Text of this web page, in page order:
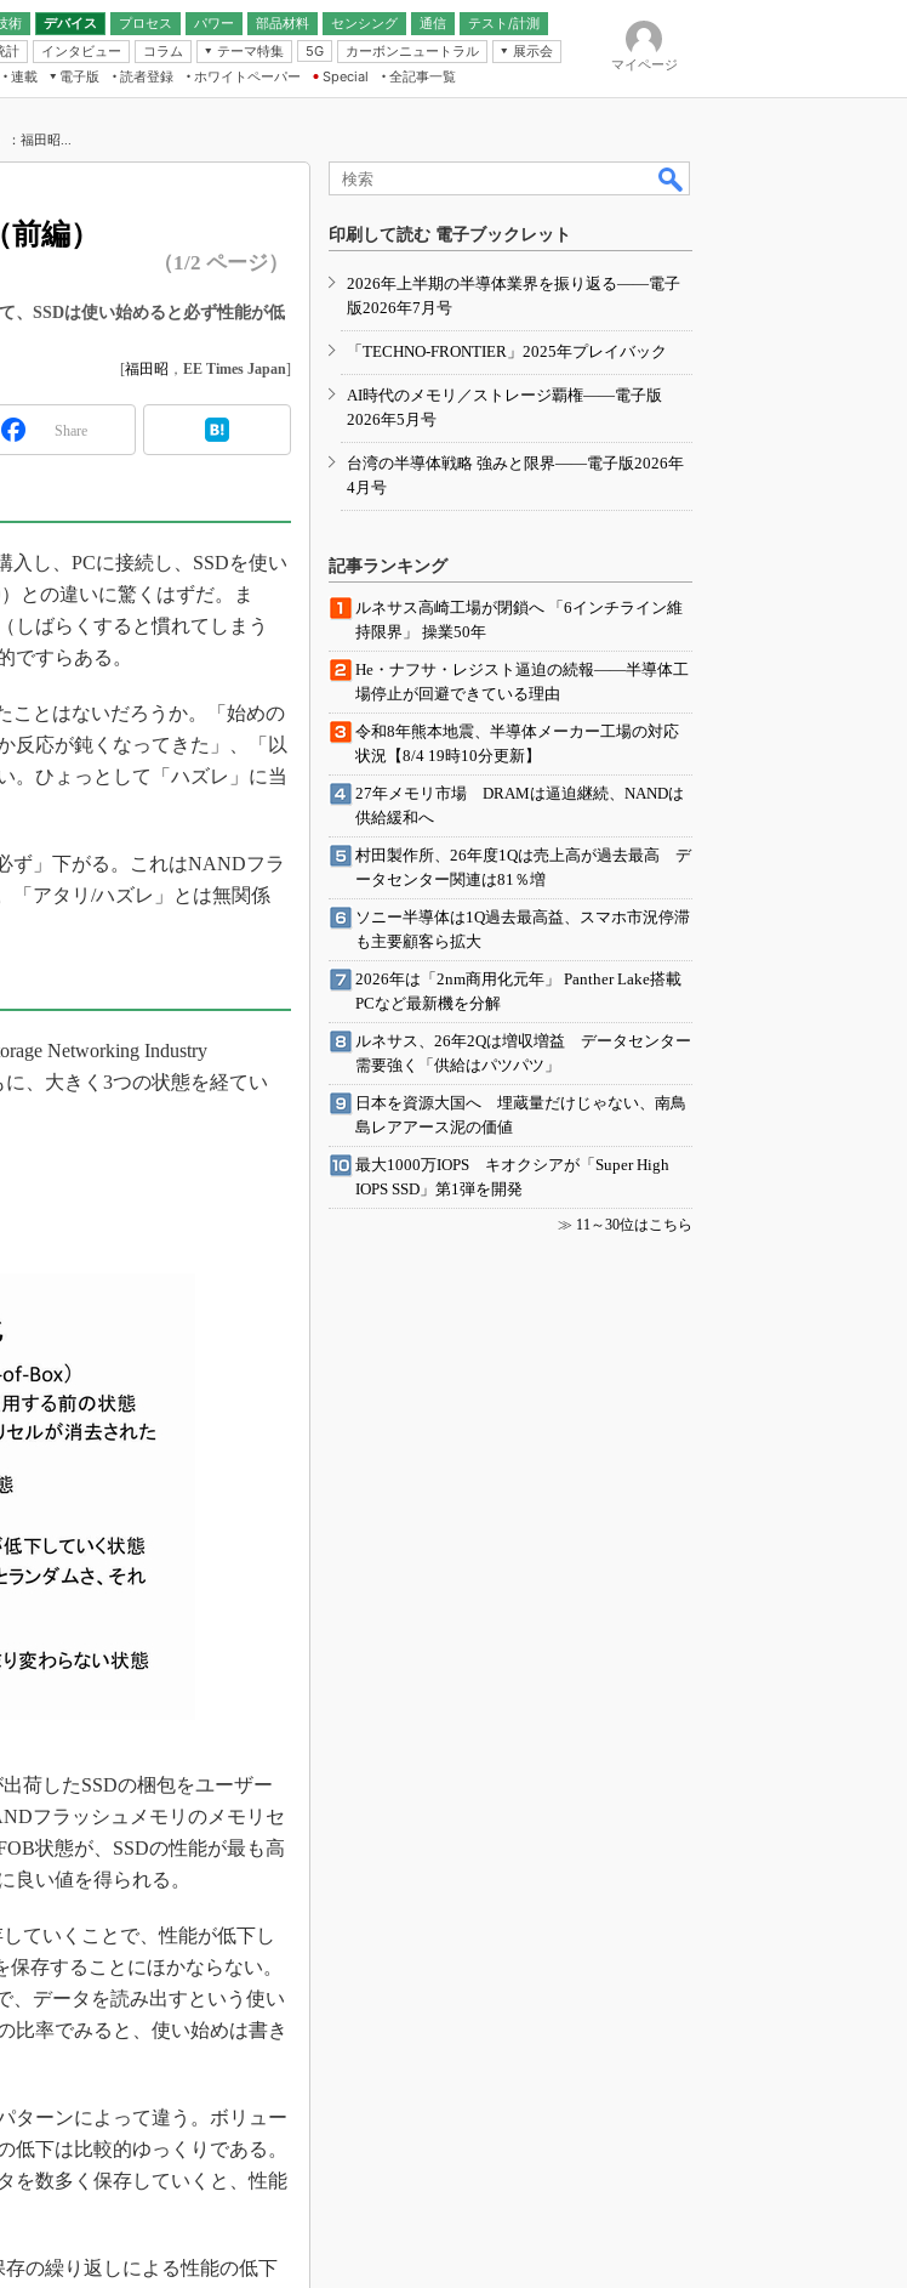
術
デバイス
プロセス パワー 部品材料 センシング
通信
無線
テスト/計測
計 インタビュー コラム
テーマ特集
ルAI
査（EE Times Research）
トロニクス入門（EDN
5G カーボンニュートラル
展示会
IoT・エッジコンピューティング
EXPO
TECHNO-FRONTIER
人とくるま展
連載
電子版
読者登録 ホワイトペーパー
Special
全記事一覧
マイページ
福田昭...
編）
（1/2 ページ）
、SSDは使い始めると必ず性能が低
[福田昭 ， EE Times Japan]
Share
入し、PCに接続し、SSDを使い
との違いに驚くはずだ。ま
しばらくすると慣れてしまう
ですらある。
ことはないだろうか。「始めの
反応が鈍くなってきた」、「以
。ひょっとして「ハズレ」に当
ず」下がる。これはNANDフラ
「アタリ/ハズレ」とは無関係
Networking Industry
に、大きく3つの状態を経てい
荷したSSDの梱包をユーザー
フラッシュメモリのメモリセ
状態が、SSDの性能が最も高
良い値を得られる。
ていくことで、性能が低下し
存することにほかならない。
、データを読み出すという使い
比率でみると、使い始めは書き
ターンによって違う。ボリュー
低下は比較的ゆっくりである。
を数多く保存していくと、性能
の繰り返しによる性能の低下
印刷して読む 電子ブックレット
2026年上半期の半導体業界を振り返る――電子
版2026年7月号
「TECHNO-FRONTIER」2025年プレイバック
AI時代のメモリ／ストレージ覇権――電子版
2026年5月号
台湾の半導体戦略 強みと限界――電子版2026年
4月号
記事ランキング
ルネサス高崎工場が閉鎖へ 「6インチライン維
持限界」 操業50年
He・ナフサ・レジスト逼迫の続報――半導体工
場停止が回避できている理由
令和8年熊本地震、半導体メーカー工場の対応
状況【8/4 19時10分更新】
27年メモリ市場 DRAMは逼迫継続、NANDは
供給緩和へ
村田製作所、26年度1Qは売上高が過去最高 デ
ータセンター関連は81％増
ソニー半導体は1Q過去最高益、スマホ市況停滞
も主要顧客ら拡大
2026年は「2nm商用化元年」 Panther Lake搭載
PCなど最新機を分解
ルネサス、26年2Qは増収増益 データセンター
需要強く「供給はパツパツ」
日本を資源大国へ 埋蔵量だけじゃない、南鳥
島レアアース泥の価値
最大1000万IOPS キオクシアが「Super High
IOPS SSD」第1弾を開発
≫ 11～30位はこちら